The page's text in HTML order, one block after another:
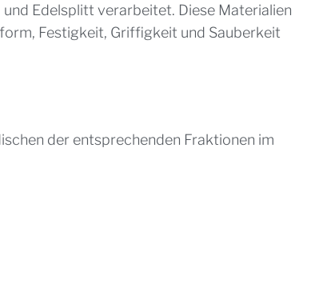
Edelsplitt verarbeitet. Diese Materialien
Festigkeit, Griffigkeit und Sauberkeit
der entsprechenden Fraktionen im